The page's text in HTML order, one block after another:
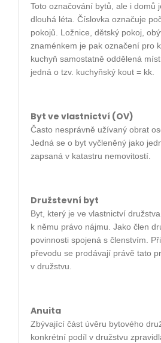
Toto označování bytů, ale i domů
dlouhá léta. Číslovka označuje
pokojů. Ložnice, dětský pokoj,
znaménkem je pak označení pro
kuchyň samostatně oddělená
jedná o tzv. kuchyňský kout = kk.
Byt ve vlastnictví (OV)
Často nesprávně užívaný obrat
Jedná se o byt vyčleněný jako
zapsaná v katastru nemovitostí.
Družstevní byt
Byt, který je ve vlastnictví
k němu právo nájmu. Jako člen
povinnosti spojená s členstvím.
převodu se prodávají právě tato
v družstvu.
Anuita
Zbývající část úvěru bytového
konkrétní podíl v družstvu